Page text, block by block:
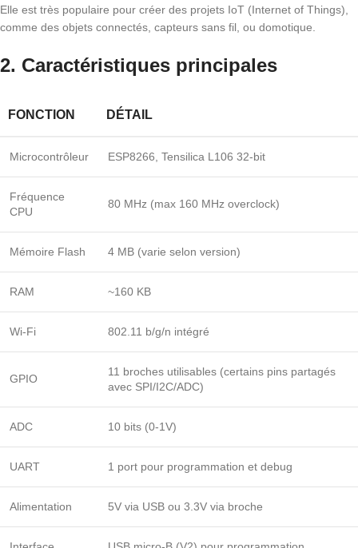
Elle est très populaire pour créer des projets IoT (Internet of Things),
comme des objets connectés, capteurs sans fil, ou domotique.
2. Caractéristiques principales
FONCTION DÉTAIL
Microcontrôleur ESP8266, Tensilica L106 32-bit
Fréquence
CPU
80 MHz (max 160 MHz overclock)
Mémoire Flash 4 MB (varie selon version)
RAM ~160 KB
Wi-Fi 802.11 b/g/n intégré
GPIO
11 broches utilisables (certains pins partagés
avec SPI/I2C/ADC)
ADC 10 bits (0-1V)
UART 1 port pour programmation et debug
Alimentation 5V via USB ou 3.3V via broche